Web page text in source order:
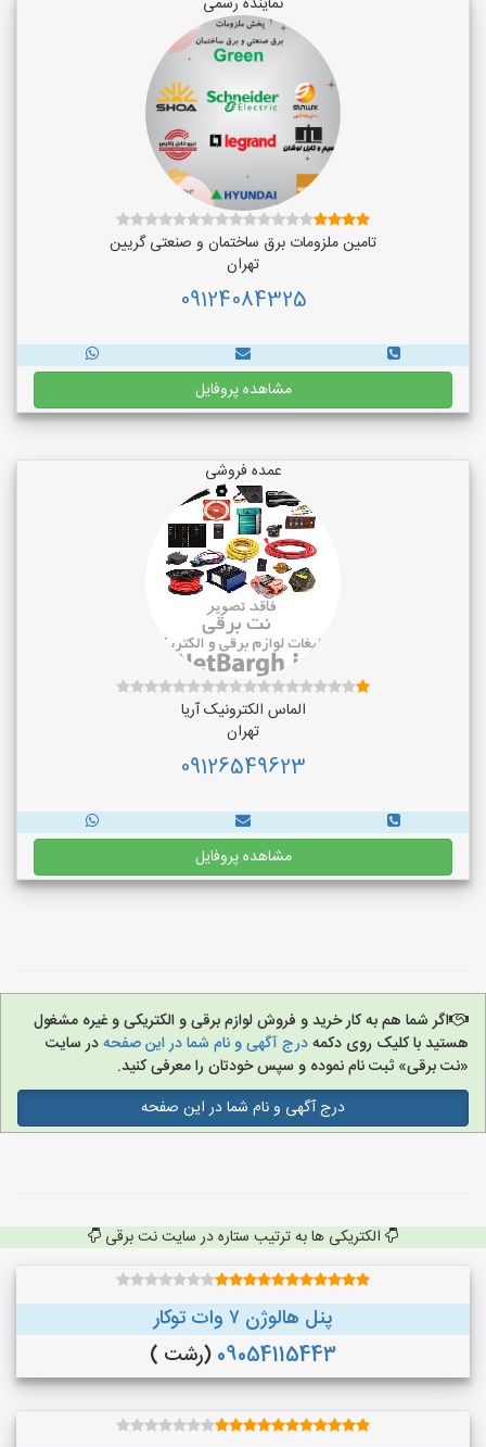
تامین ملزومات برق ساختمان و صنعتی گریین
تهران
09124084325
مشاهده پروفایل
عمده فروشی
الماس الکترونیک آریا
تهران
09126549623
مشاهده پروفایل
اگر شما هم به کار خرید و فروش لوازم برقی و الکتریکی و غیره مشغول
هستید با کلیک روی دکمهدرج آگهی و نام شما در این صفحهدر سایت
«نت برقی» ثبت نام نموده و سپس خودتان را معرفی کنید.
درج آگهی و نام شما در این صفحه
الکتریکی ها به ترتیب ستاره در سایت نت برقی
پنل هالوژن ۷ وات توکار
09054115443 (رشت )